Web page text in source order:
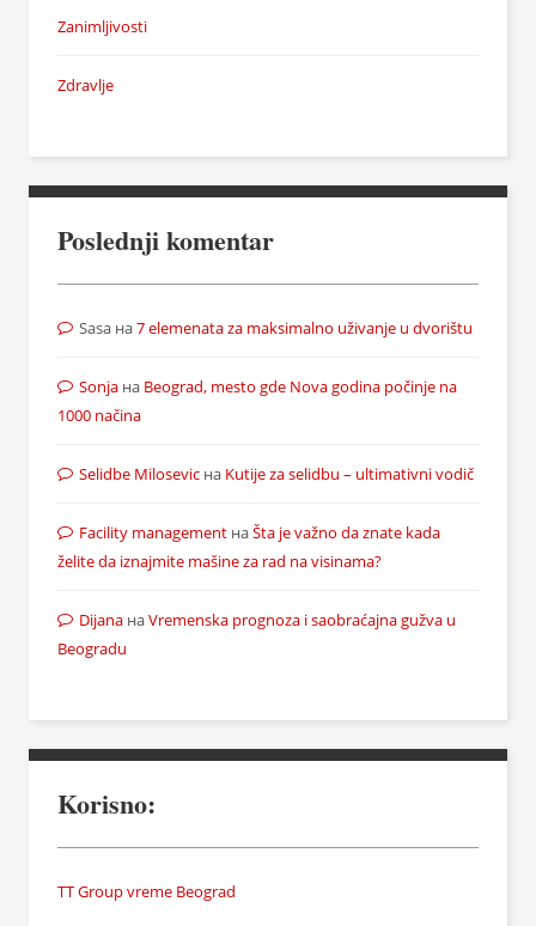
Zanimljivosti
Zdravlje
Poslednji komentar
Sasa на7 elemenata za maksimalno uživanje u dvorištu
Sonja на Beograd, mesto gde Nova godina počinje na
1000 načina
Selidbe Milosevic на Kutije za selidbu – ultimativni vodič
Facility management наŠta je važno da znate kada
želite da iznajmite mašine za rad na visinama?
Dijana наVremenska prognoza i saobraćajna gužva u
Beogradu
Korisno:
TT Group vreme Beograd